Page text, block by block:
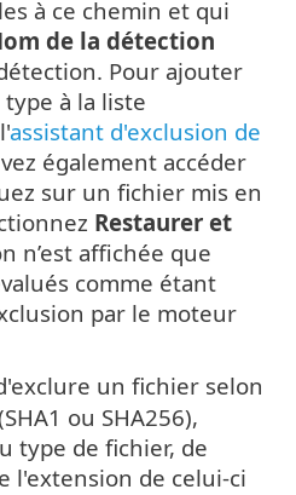
à ce chemin et qui
de la détection
Pour ajouter
à la liste
assistant d'exclusion de
également accéder
sur un fichier mis en
Restaurer et
n’est affichée que
comme étant
par le moteur
un fichier selon
ou SHA256),
type de fichier, de
l'extension de celui-ci